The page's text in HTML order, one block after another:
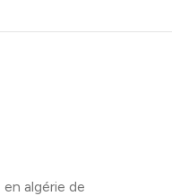
algérie de